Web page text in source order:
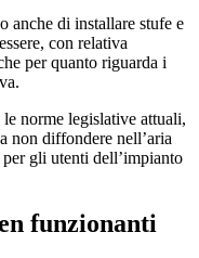
anche di installare stufe e
con relativa
per quanto riguarda i
norme legislative attuali,
non diffondere nell’aria
gli utenti dell’impianto
funzionanti